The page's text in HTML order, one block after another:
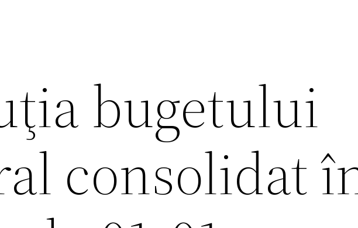
bugetului
consolidat